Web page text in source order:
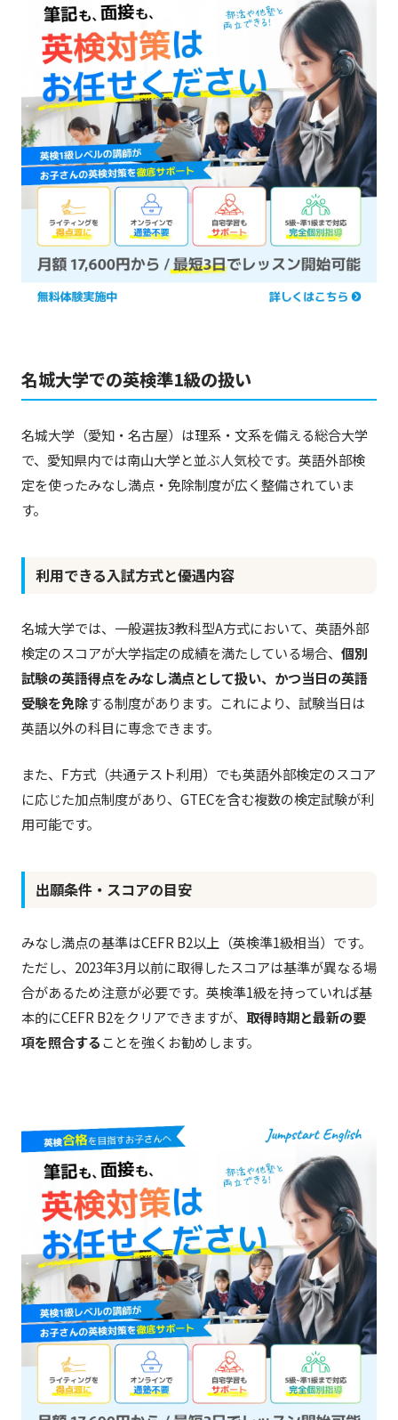
名城大学での英検準1級の扱い
名城大学（愛知・名古屋）は理系・文系を備える総合大学
で、愛知県内では南山大学と並ぶ人気校です。英語外部検
定を使ったみなし満点・免除制度が広く整備されていま
す。
利用できる入試方式と優遇内容
名城大学では、一般選抜3教科型A方式において、英語外部
検定のスコアが大学指定の成績を満たしている場合、 個別
試験の英語得点をみなし満点として扱い、かつ当日の英語
受験を免除する制度があります。これにより、試験当日は
英語以外の科目に専念できます。
また、F方式（共通テスト利用）でも英語外部検定のスコア
に応じた加点制度があり、GTECを含む複数の検定試験が利
用可能です。
出願条件・スコアの目安
みなし満点の基準はCEFR B2以上（英検準1級相当）です。
ただし、2023年3月以前に取得したスコアは基準が異なる場
合があるため注意が必要です。英検準1級を持っていれば基
本的にCEFR B2をクリアできますが、 取得時期と最新の要
項を照合することを強くお勧めします。